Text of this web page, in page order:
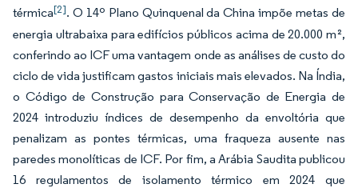
térmica[2]. O 14º Plano Quinquenal da China impõe metas de
energia ultrabaixa para edifícios públicos acima de 20.000 m²,
conferindo ao ICF uma vantagem onde as análises de custo do
ciclo de vida justificam gastos iniciais mais elevados. Na Índia,
o Código de Construção para Conservação de Energia de
2024 introduziu índices de desempenho da envoltória que
penalizam as pontes térmicas, uma fraqueza ausente nas
paredes monolíticas de ICF. Por fim, a Arábia Saudita publicou
16 regulamentos de isolamento térmico em 2024 que